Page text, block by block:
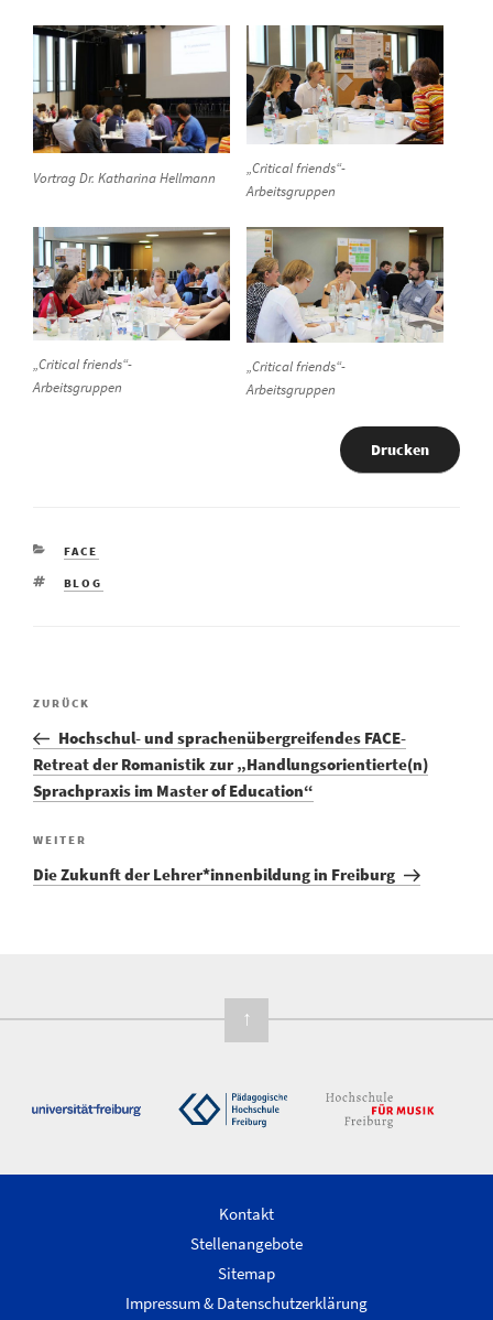
Vortrag Dr. Katharina Hellmann
„Critical friends“-
Arbeitsgruppen
„Critical friends“-
Arbeitsgruppen
„Critical friends“-
Arbeitsgruppen
Drucken
KATEGORIEN
FACE
SCHLAGWÖRTER
BLOG
Beitragsnavigation
Vorheriger
Beitrag
ZURÜCK
Hochschul- und sprachenübergreifendes FACE-
Retreat der Romanistik zur „Handlungsorientierte(n)
Sprachpraxis im Master of Education“
Nächster
Beitrag
WEITER
Die Zukunft der Lehrer*innenbildung in Freiburg
↑
Kontakt
Stellenangebote
Sitemap
Impressum & Datenschutzerklärung